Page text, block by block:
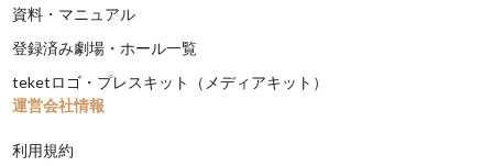
資料・マニュアル
登録済み劇場・ホール一覧
teketロゴ・プレスキット（メディアキット）
運営会社情報
利用規約